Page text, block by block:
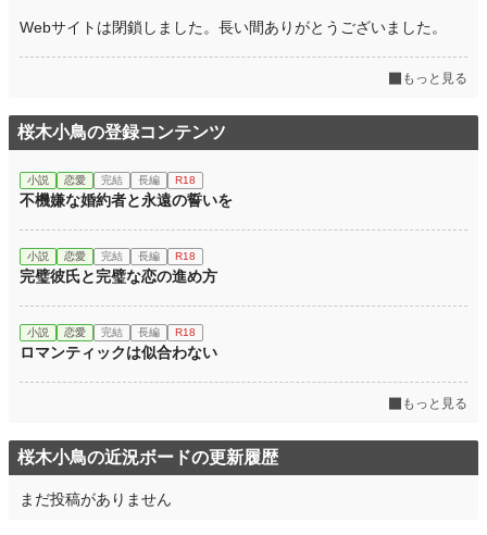
月間ポイント 21 pt (99,984 位)
Webサイトは閉鎖しました。長い間ありがとうございました。
もっと見る
桜木小鳥の登録コンテンツ
小説 恋愛 完結 長編 R18
不機嫌な婚約者と永遠の誓いを
小説 恋愛 完結 長編 R18
完璧彼氏と完璧な恋の進め方
小説 恋愛 完結 長編 R18
ロマンティックは似合わない
もっと見る
桜木小鳥の近況ボードの更新履歴
まだ投稿がありません